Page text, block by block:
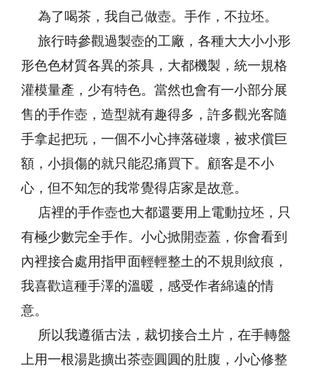
為了喝茶，我自己做壺。手作，不拉坯。
旅行時參觀過製壺的工廠，各種大大小小形
形色色材質各異的茶具，大都機製，統一規格
灌模量產，少有特色。當然也會有一小部分展
售的手作壺，造型就有趣得多，許多觀光客隨
手拿起把玩，一個不小心摔落碰壞，被求償巨
額，小損傷的就只能忍痛買下。顧客是不小
心，但不知怎的我常覺得店家是故意。
店裡的手作壺也大都還要用上電動拉坯，只
有極少數完全手作。小心掀開壺蓋，你會看到
內裡接合處用指甲面輕輕整土的不規則紋痕，
我喜歡這種手澤的溫暖，感受作者綿遠的情
意。
所以我遵循古法，裁切接合土片，在手轉盤
上用一根湯匙擴出茶壺圓圓的肚腹，小心修整